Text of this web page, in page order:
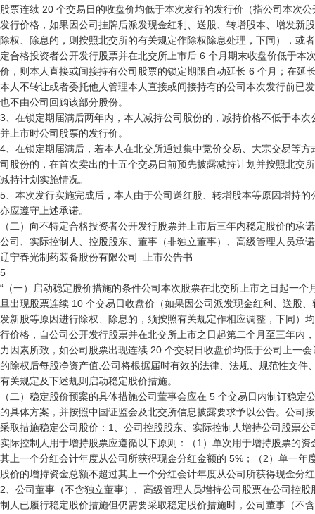
股票连续 20 个交易日的收盘价均低于本次发行的发行价（指公司本次
发行价格，如果因公司挂牌后派发现金红利、送股、转增股本、增发新
除权、除息的，则按照北交所的有关规定作除权除息处理，下同），或
定合格投资者公开发行股票并在北交所上市后 6 个月期末收盘价低于本
价，则本人直接或间接持有公司股票的锁定期限自动延长 6 个月；在延
本人不转让或者委托他人管理本人直接或间接持有的公司本次发行前已
也不由公司回购该部分股份。
3、在锁定期届满后两年内，本人减持公司股份的，减持价格不低于本次
并上市时公司股票的发行价。
4、在锁定期届满后，若本人在北交所通过集中竞价交易、大宗交易等方
司股份的，在首次卖出的十五个交易日前预先披露减持计划并按照北交
减持计划实施情况。
5、本次发行实施完成后，本人由于公司送红股、转增股本等原因增持的
亦应遵守上述承诺。
（二）向不特定合格投资者公开发行股票并上市后三年内稳定股价的承诺
公司、实际控制人、控股股东、董事（非独立董事）、高级管理人员承
辽宁春光制药装备股份有限公司  上市公告书
5
“（一）启动稳定股价措施的条件公司本次股票在北交所上市之日起一个
旦出现股票连续 10 个交易日收盘价（如果因公司派发现金红利、送股
发新股等原因进行除权、除息的，须按照有关规定作相应调整，下同）
行价格，自公司公开发行股票并在北交所上市之日起第二个月至三年内
力因素所致，如公司股票出现连续 20 个交易日收盘价均低于公司上一
的除权后每股净资产值,公司将根据届时有效的法律、法规、规范性文件
有关规定及下述规则启动稳定股价措施。
（二）稳定股价预案的具体措施公司董事会应在 5 个交易日内制订稳定
的具体方案，并按照中国证监会及北交所信息披露要求予以公告。公司
采取措施稳定公司股价：1、公司控股股东、实际控制人增持公司股票公
实际控制人用于增持股票应遵循以下原则：（1）单次用于增持股票的资
其上一个分红会计年度从公司所获得现金分红金额的 5%；（2）单一年
股价的增持资金总额不超过其上一个分红会计年度从公司所获得现金分
2、公司董事（不含独立董事）、高级管理人员增持公司股票在公司控股
制人已履行稳定股价措施但仍需要采取稳定股价措施时，公司董事（不